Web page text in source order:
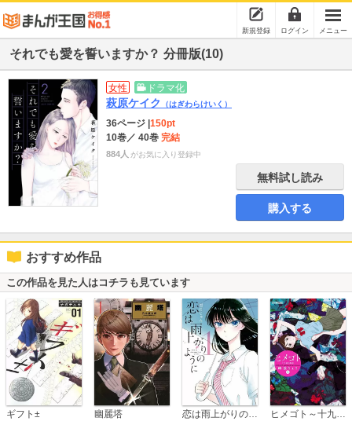
新規登録 ログイン メニュー
それでも愛を誓いますか？ 分冊版(10)
女性 ドラマ化
萩原ケイク （はぎわらけいく）
36ページ 150pt
10巻／ 40巻 完結
884人 がお気に入り登録中
無料試し読み
購入する
おすすめ作品
この作品を見た人はコチラも見ています
ギフト± 幽麗塔 恋は雨上がりのように ヒメゴト～十九歳の制服～